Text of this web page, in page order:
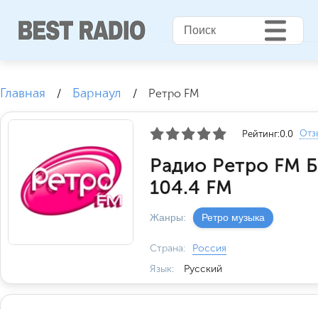
Главная / Барнаул / Ретро FM
Рейтинг:0.0
Радио Ретро FM
104.4 FM
Жанры: Ретро музыка
Страна:
Россия
Язык:
Русский